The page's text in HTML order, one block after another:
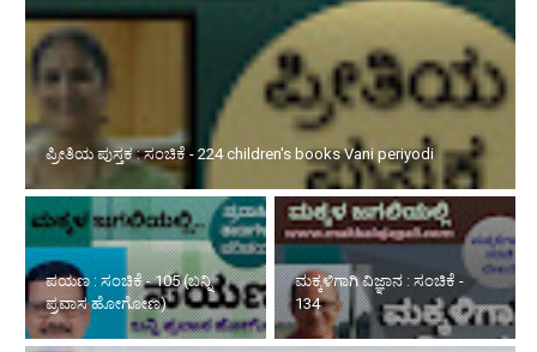
ಪ್ರೀತಿಯ ಪುಸ್ತಕ : ಸಂಚಿಕೆ - 224 children's books Vani periyodi
ಪಯಣ : ಸಂಚಿಕೆ - 105 (ಬನ್ನಿ
ಪ್ರವಾಸ ಹೋಗೋಣ)
ಮಕ್ಕಳಿಗಾಗಿ ವಿಜ್ಞಾನ : ಸಂಚಿಕೆ -
134